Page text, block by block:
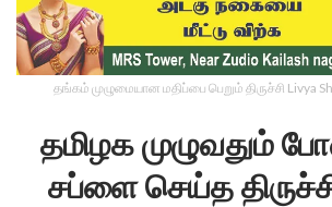
தங்கம் முழுமையான மதிப்பை பெறும் திருச்சி Livya
தமிழக முழுவதும்
சப்ளை செய்த